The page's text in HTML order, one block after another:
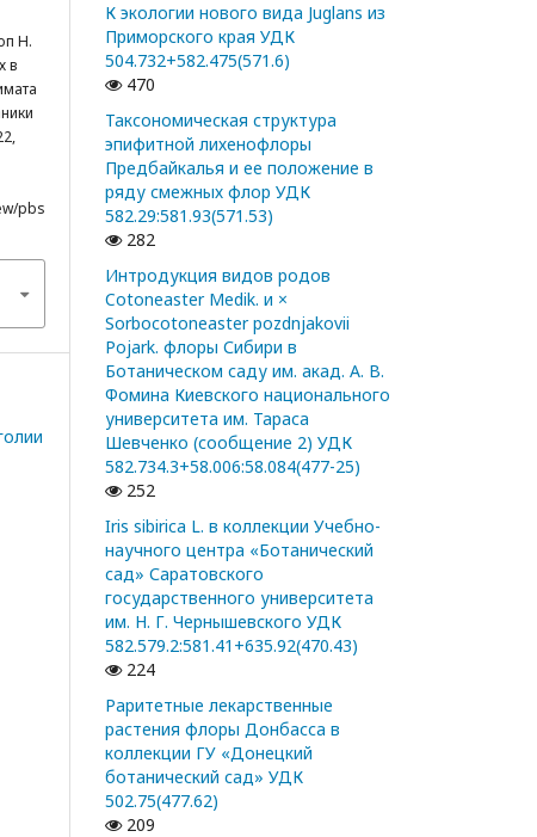
Н.
в
pbs
К экологии нового вида Juglans из
Приморского края УДК
504.732+582.475(571.6)
470
Таксономическая структура
эпифитной лихенофлоры
Предбайкалья и ее положение в
ряду смежных флор УДК
582.29:581.93(571.53)
282
Интродукция видов родов
Cotoneaster Medik. и ×
Sorbocotoneaster pozdnjakovii
Pojark. флоры Сибири в
Ботаническом саду им. акад. А. В.
Фомина Киевского национального
университета им. Тараса
Шевченко (сообщение 2) УДК
582.734.3+58.006:58.084(477-25)
252
Iris sibirica L. в коллекции Учебно-
научного центра «Ботанический
сад» Саратовского
государственного университета
им. Н. Г. Чернышевского УДК
582.579.2:581.41+635.92(470.43)
224
Раритетные лекарственные
растения флоры Донбасса в
коллекции ГУ «Донецкий
ботанический сад» УДК
502.75(477.62)
209